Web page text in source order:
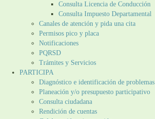
Consulta Licencia de Conducción
Consulta Impuesto Departamental
Canales de atención y pida una cita
Permisos pico y placa
Notificaciones
PQRSD
Trámites y Servicios
PARTICIPA
Diagnóstico e identificación de problemas
Planeación y/o presupuesto participativo​
Consulta ciudadana
Rendición de cuentas